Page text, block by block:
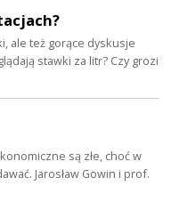
ale też gorące dyskusje
stawki za litr? Czy grozi
są złe, choć w
Jarosław Gowin i prof.